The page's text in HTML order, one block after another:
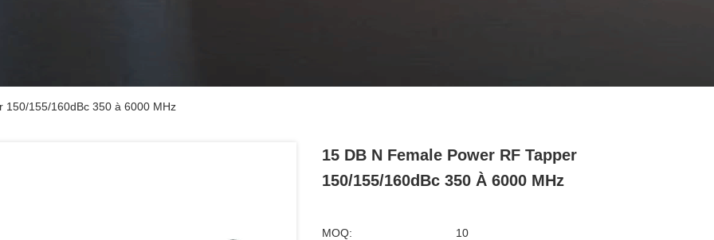
150/155/160dBc 350 à 6000 MHz
15 DB N Female Power RF Tapper
150/155/160dBc 350 À 6000 MHz
MOQ: 10